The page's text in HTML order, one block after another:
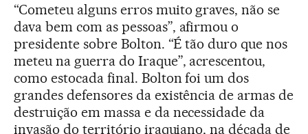
“Cometeu alguns erros muito graves, não se
dava bem com as pessoas”, afirmou o
presidente sobre Bolton. “É tão duro que nos
meteu na guerra do Iraque”, acrescentou,
como estocada final. Bolton foi um dos
grandes defensores da existência de armas de
destruição em massa e da necessidade da
invasão do território iraquiano, na década de